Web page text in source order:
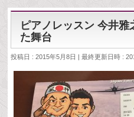
ピアノレッスン 今井雅
た舞台
投稿日 : 2015年5月8日 最終更新日時 :